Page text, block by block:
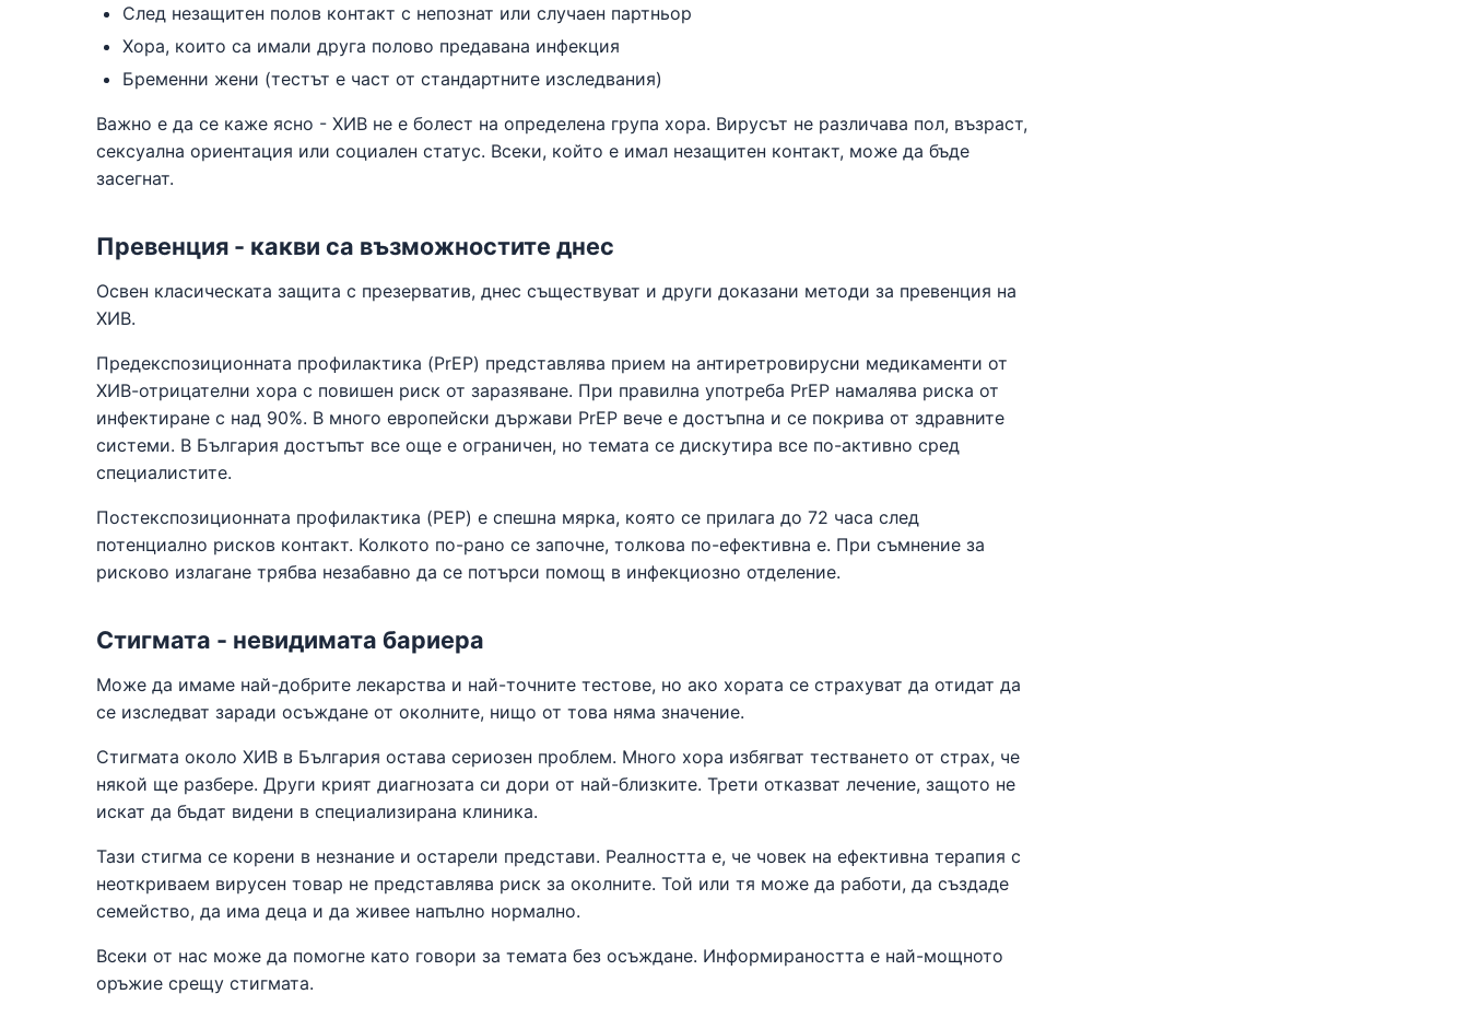
След незащитен полов контакт с непознат или случаен партньор
Хора, които са имали друга полово предавана инфекция
Бременни жени (тестът е част от стандартните изследвания)
Важно е да се каже ясно - ХИВ не е болест на определена група хора. Вирусът не различава пол, възраст,
сексуална ориентация или социален статус. Всеки, който е имал незащитен контакт, може да бъде
засегнат.
Превенция - какви са възможностите днес
Освен класическата защита с презерватив, днес съществуват и други доказани методи за превенция на
ХИВ.
Предекспозиционната профилактика (PrEP) представлява прием на антиретровирусни медикаменти от
ХИВ-отрицателни хора с повишен риск от заразяване. При правилна употреба PrEP намалява риска от
инфектиране с над 90%. В много европейски държави PrEP вече е достъпна и се покрива от здравните
системи. В България достъпът все още е ограничен, но темата се дискутира все по-активно сред
специалистите.
Постекспозиционната профилактика (PEP) е спешна мярка, която се прилага до 72 часа след
потенциално рисков контакт. Колкото по-рано се започне, толкова по-ефективна е. При съмнение за
рисково излагане трябва незабавно да се потърси помощ в инфекциозно отделение.
Стигмата - невидимата бариера
Може да имаме най-добрите лекарства и най-точните тестове, но ако хората се страхуват да отидат да
се изследват заради осъждане от околните, нищо от това няма значение.
Стигмата около ХИВ в България остава сериозен проблем. Много хора избягват тестването от страх, че
някой ще разбере. Други крият диагнозата си дори от най-близките. Трети отказват лечение, защото не
искат да бъдат видени в специализирана клиника.
Тази стигма се корени в незнание и остарели представи. Реалността е, че човек на ефективна терапия с
неоткриваем вирусен товар не представлява риск за околните. Той или тя може да работи, да създаде
семейство, да има деца и да живее напълно нормално.
Всеки от нас може да помогне като говори за темата без осъждане. Информираността е най-мощното
оръжие срещу стигмата.